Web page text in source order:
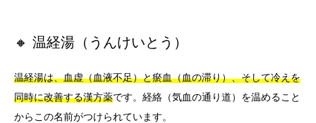
🔸 温経湯（うんけいとう）
温経湯は、血虚（血液不足）と瘀血（血の滞り）、そして冷えを
同時に改善する漢方薬です。経絡（気血の通り道）を温めること
からこの名前がつけられています。